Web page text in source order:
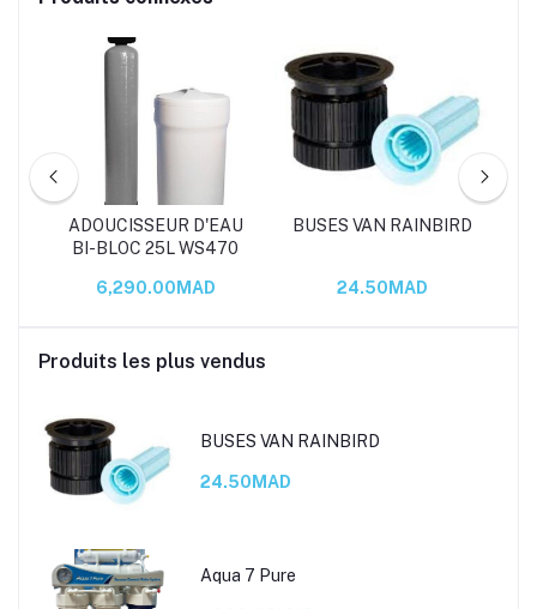
ADOUCISSEUR D'EAU
BI-BLOC 25L WS470
6,290.00MAD
BUSES VAN RAINBIRD
24.50MAD
Produits les plus vendus
BUSES VAN RAINBIRD
24.50MAD
Aqua 7 Pure